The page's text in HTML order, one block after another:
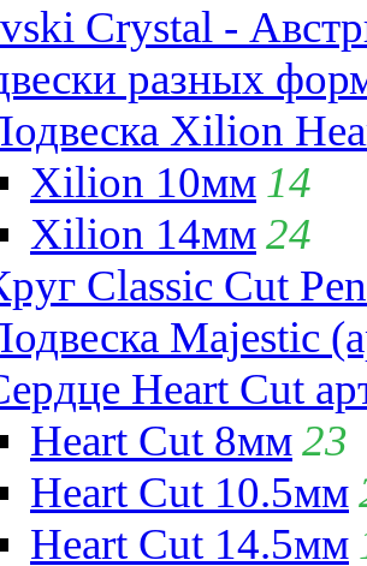
Crystal -
разных
Xilion
Xilion 10мм 14
Xilion 14мм24
Classic Cut
Majestic
Heart Cut
Heart Cut 8мм23
Heart Cut 10.5мм
Heart Cut 14.5мм